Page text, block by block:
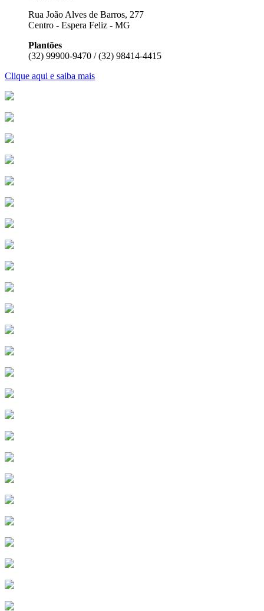
Rua João Alves de Barros, 277
Centro - Espera Feliz - MG
Plantões
(32) 99900-9470 / (32) 98414-4415
Clique aqui e saiba mais